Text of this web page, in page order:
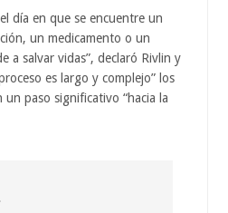
día en que se encuentre un
un medicamento o un
a salvar vidas”, declaró Rivlin y
es largo y complejo” los
un paso significativo “hacia la